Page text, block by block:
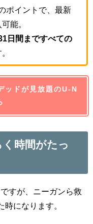
ポイントで、最新
能。
日間まですべての
ッドが見放題のU-N
時間がたっ
すが、ニーガンら救
になります。